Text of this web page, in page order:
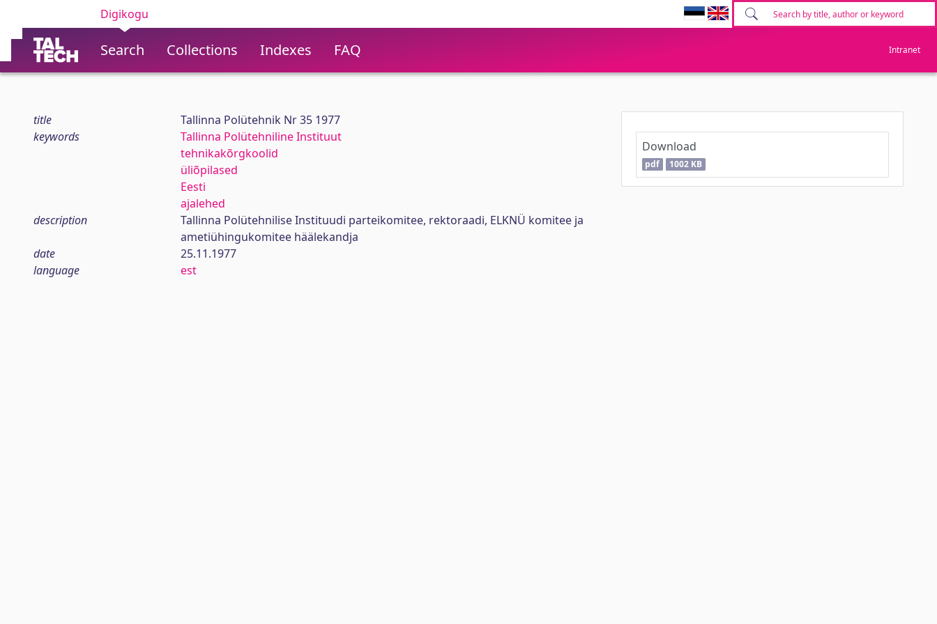
Digikogu
Search Collections Indexes FAQ Intranet
title
Tallinna Polütehnik Nr 35 1977
keywords
Tallinna Polütehniline Instituut
tehnikakõrgkoolid
üliõpilased
Eesti
ajalehed
description
Tallinna Polütehnilise Instituudi parteikomitee, rektoraadi, ELKNÜ komitee ja
ametiühingukomitee häälekandja
date
25.11.1977
language
est
Download
pdf 1002 KB